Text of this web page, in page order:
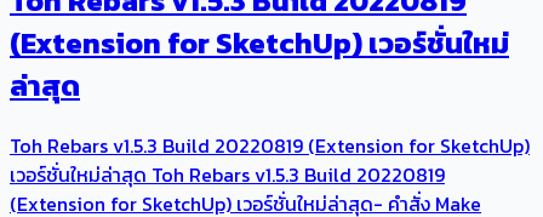
(Extension for SketchUp) เวอร์ชั่นใหม่
ล่าสุด
Toh Rebars v1.5.3 Build 20220819 (Extension for SketchUp)
เวอร์ชั่นใหม่ล่าสุด Toh Rebars v1.5.3 Build 20220819
(Extension for SketchUp) เวอร์ชั่นใหม่ล่าสุด​- คำสั่ง Make